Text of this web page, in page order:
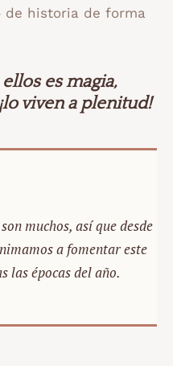
de historia de forma
es magia,
viven a plenitud!
muchos, así que desde
a fomentar este
las épocas del año.